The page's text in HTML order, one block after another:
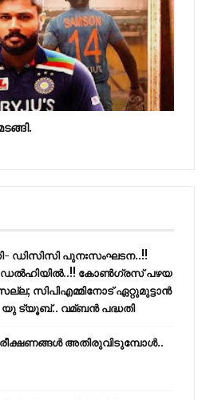
ഡിസിസി പുനഃസംഘടന..!!
ഡൽഹിയിൽ..!! കോണ്‍ഗ്രസ് പഴയ
സിപിഎമ്മിനോട് ഏറ്റുമുട്ടാന്‍
യു ട്യൂബ്.. വമ്ബന്‍ പദ്ധതി
അതിരുവിടുമ്പോൾ..